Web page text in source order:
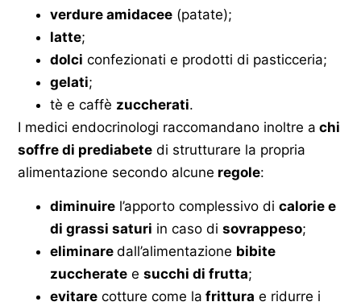
verdure amidacee (patate);
latte;
dolci confezionati e prodotti di pasticceria;
gelati;
tè e caffè zuccherati.
I medici endocrinologi raccomandano inoltre a chi
soffre di prediabete di strutturare la propria
alimentazione secondo alcune regole:
diminuire l’apporto complessivo di calorie e
di grassi saturi in caso di sovrappeso;
eliminare dall’alimentazione bibite
zuccherate e succhi di frutta;
evitare cotture come la frittura e ridurre i